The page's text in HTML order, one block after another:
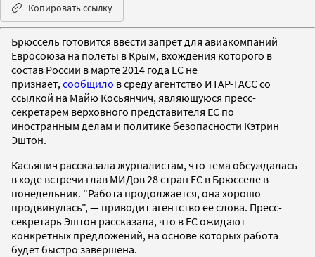
Копировать ссылку
Брюссель готовится ввести запрет для авиакомпаний
Евросоюза на полеты в Крым, вхождения которого в
состав России в марте 2014 года ЕС не
признает, сообщило в среду агентство ИТАР-ТАСС со
ссылкой на Майю Косьянчич, являющуюся пресс-
секретарем верховного представителя ЕС по
иностранным делам и политике безопасности Кэтрин
Эштон.
Касьянич рассказала журналистам, что тема обсуждалась
в ходе встречи глав МИДов 28 стран ЕС в Брюсселе в
понедельник. "Работа продолжается, она хорошо
продвинулась", — приводит агентство ее слова. Пресс-
секретарь Эштон рассказала, что в ЕС ожидают
конкретных предложений, на основе которых работа
будет быстро завершена.